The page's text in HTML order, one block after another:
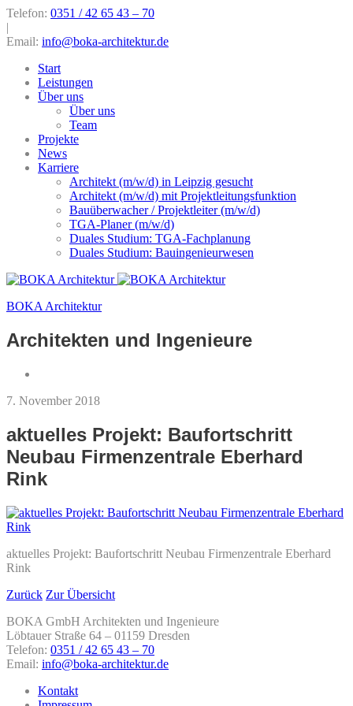
Telefon: 0351 / 42 65 43 – 70
|
Email: info@boka-architektur.de
Start
Leistungen
Über uns
Über uns
Team
Projekte
News
Karriere
Architekt (m/w/d) in Leipzig gesucht
Architekt (m/w/d) mit Projektleitungsfunktion
Bauüberwacher / Projektleiter (m/w/d)
TGA-Planer (m/w/d)
Duales Studium: TGA-Fachplanung
Duales Studium: Bauingenieurwesen
BOKA Architektur
Architekten und Ingenieure
7. November 2018
aktuelles Projekt: Baufortschritt
Neubau Firmenzentrale Eberhard
Rink
aktuelles Projekt: Baufortschritt Neubau Firmenzentrale Eberhard
Rink
Zurück Zur Übersicht
BOKA GmbH Architekten und Ingenieure
Löbtauer Straße 64 – 01159 Dresden
Telefon: 0351 / 42 65 43 – 70
Email: info@boka-architektur.de
Kontakt